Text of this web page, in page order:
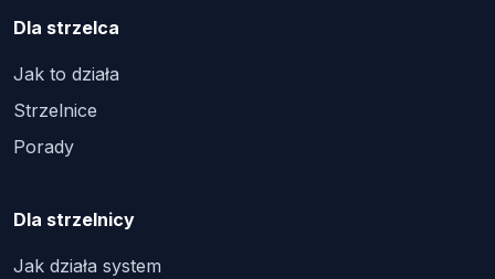
Dla strzelca
Jak to działa
Strzelnice
Porady
Dla strzelnicy
Jak działa system